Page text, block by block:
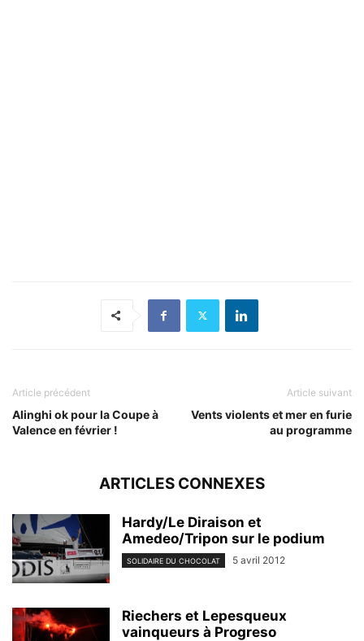
Article précédent
Alinghi ok pour la Coupe à
Valence en février !
Article suivant
Vents violents et mer en furie
au programme
ARTICLES CONNEXES
Hardy/Le Diraison et
Amedeo/Tripon sur le podium
SOLIDAIRE DU CHOCOLAT 5 avril 2012
Riechers et Lepesqueux
vainqueurs à Progreso